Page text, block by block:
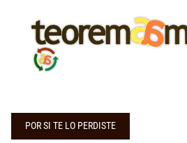
POR SI TE LO PERDISTE